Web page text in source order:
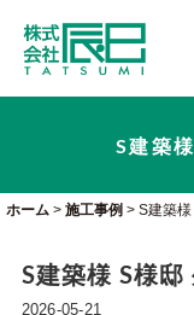
S建築
ホーム > 施工事例 > S建築
S建築様 S様邸
2026-05-21